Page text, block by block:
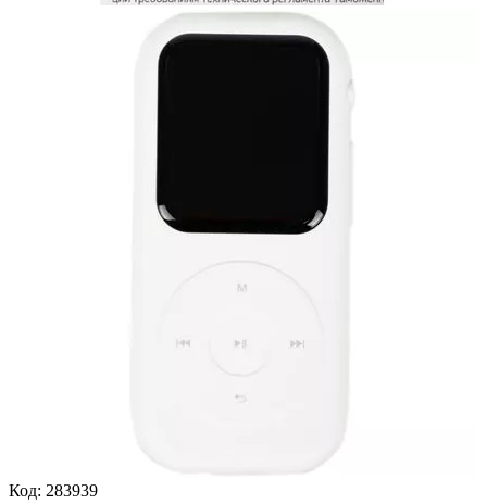
Код: 283939